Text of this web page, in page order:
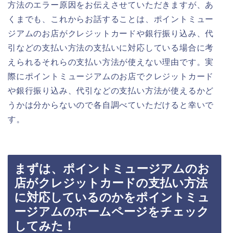
方法のエラー原因をお伝えさせていただきますが、あ
くまでも、これからお話することは、ポイントミュー
ジアムのお店がクレジットカードや銀行振り込み、代
引などの支払い方法の支払いに対応している場合に考
えられるそれらの支払い方法が使えない理由です。実
際にポイントミュージアムのお店でクレジットカード
や銀行振り込み、代引などの支払い方法が使えるかど
うかは分からないので各自調べていただけると幸いで
す。
まずは、ポイントミュージアムのお
店がクレジットカードの支払い方法
に対応しているのかをポイントミュ
ージアムのホームページをチェック
してみた！